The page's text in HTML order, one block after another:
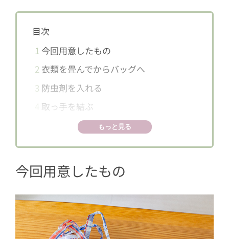
目次
1 今回用意したもの
2 衣類を畳んでからバッグへ
3 防虫剤を入れる
取っ手を結ぶ
荷札をつける
6クローゼットへ
もっと見る
今回用意したもの